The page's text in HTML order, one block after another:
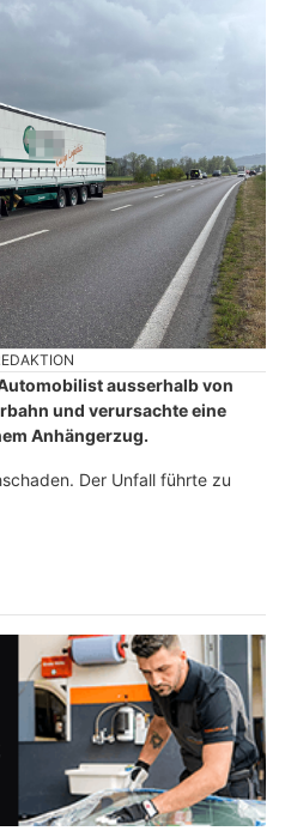
ausserhalb von
und verursachte eine
Anhängerzug.
Der Unfall führte zu